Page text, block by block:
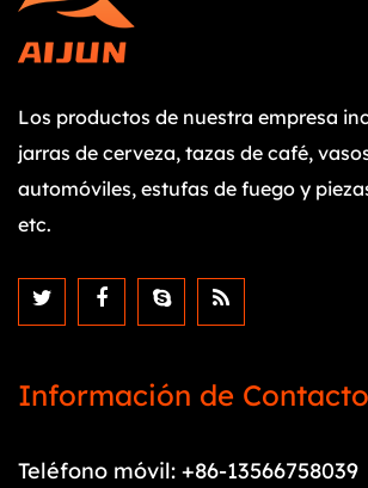
Los productos de nuestra empresa
jarras de cerveza, tazas de café,
automóviles, estufas de fuego y
etc.
Información de Contacto
Teléfono móvil: +86-13566758039